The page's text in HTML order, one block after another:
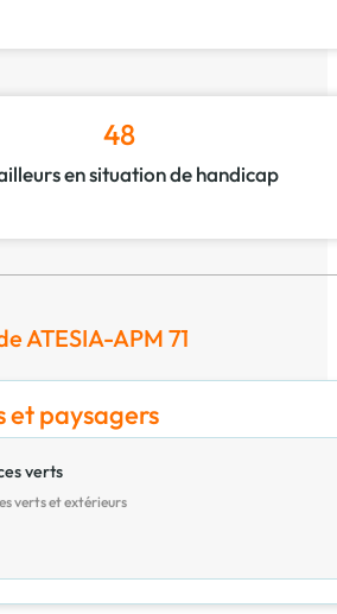
48
en situation de handicap
ATESIA-APM 71
et paysagers
verts
verts et extérieurs